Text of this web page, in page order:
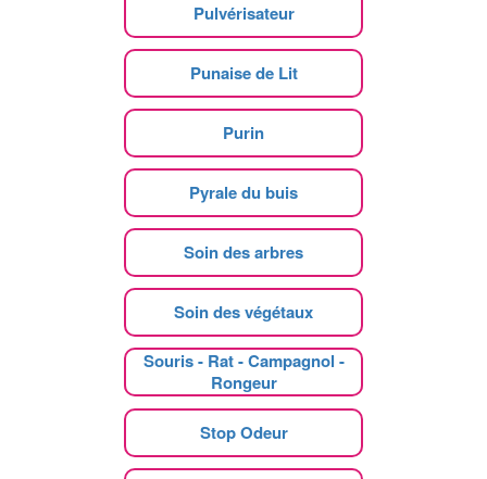
Pulvérisateur
Punaise de Lit
Purin
Pyrale du buis
Soin des arbres
Soin des végétaux
Souris - Rat - Campagnol -
Rongeur
Stop Odeur